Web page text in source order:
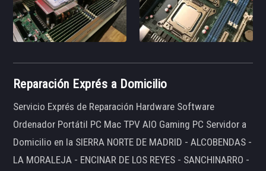
Reparación Exprés a Domicilio
Servicio Exprés de Reparación Hardware Software
Ordenador Portátil PC Mac TPV AIO Gaming PC Servidor a
Domicilio en la SIERRA NORTE DE MADRID - ALCOBENDAS -
LA MORALEJA - ENCINAR DE LOS REYES - SANCHINARRO -